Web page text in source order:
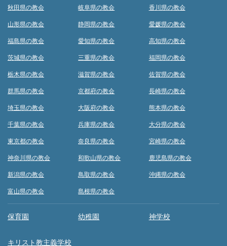
秋田県の教会
山形県の教会
福島県の教会
茨城県の教会
栃木県の教会
群馬県の教会
埼玉県の教会
千葉県の教会
東京都の教会
神奈川県の教会
新潟県の教会
富山県の教会
岐阜県の教会
静岡県の教会
愛知県の教会
三重県の教会
滋賀県の教会
京都府の教会
大阪府の教会
兵庫県の教会
奈良県の教会
和歌山県の教会
鳥取県の教会
島根県の教会
香川県の教会
愛媛県の教会
高知県の教会
福岡県の教会
佐賀県の教会
長崎県の教会
熊本県の教会
大分県の教会
宮崎県の教会
鹿児島県の教会
沖縄県の教会
保育園 幼稚園 神学校
キリスト教主義学校